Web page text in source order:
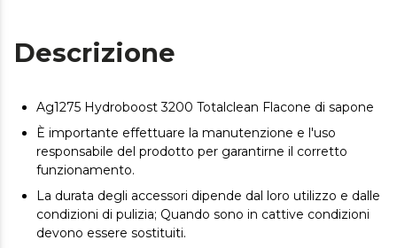
Descrizione
Ag1275 Hydroboost 3200 Totalclean Flacone di sapone
È importante effettuare la manutenzione e l'uso
responsabile del prodotto per garantirne il corretto
funzionamento.
La durata degli accessori dipende dal loro utilizzo e dalle
condizioni di pulizia; Quando sono in cattive condizioni
devono essere sostituiti.